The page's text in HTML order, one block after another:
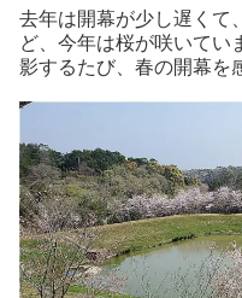
去年は開幕が少し遅くて
ど、今年は桜が咲いてい
影するたび、春の開幕を